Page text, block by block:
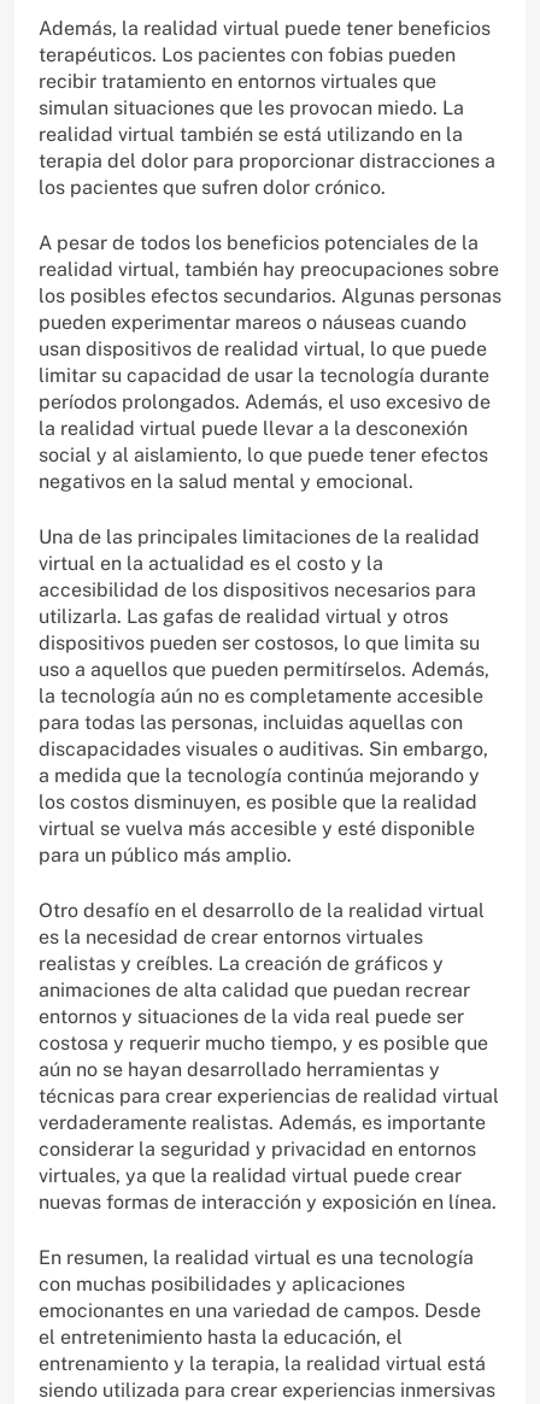
Además, la realidad virtual puede tener beneficios
terapéuticos. Los pacientes con fobias pueden
recibir tratamiento en entornos virtuales que
simulan situaciones que les provocan miedo. La
realidad virtual también se está utilizando en la
terapia del dolor para proporcionar distracciones a
los pacientes que sufren dolor crónico.
A pesar de todos los beneficios potenciales de la
realidad virtual, también hay preocupaciones sobre
los posibles efectos secundarios. Algunas personas
pueden experimentar mareos o náuseas cuando
usan dispositivos de realidad virtual, lo que puede
limitar su capacidad de usar la tecnología durante
períodos prolongados. Además, el uso excesivo de
la realidad virtual puede llevar a la desconexión
social y al aislamiento, lo que puede tener efectos
negativos en la salud mental y emocional.
Una de las principales limitaciones de la realidad
virtual en la actualidad es el costo y la
accesibilidad de los dispositivos necesarios para
utilizarla. Las gafas de realidad virtual y otros
dispositivos pueden ser costosos, lo que limita su
uso a aquellos que pueden permitírselos. Además,
la tecnología aún no es completamente accesible
para todas las personas, incluidas aquellas con
discapacidades visuales o auditivas. Sin embargo,
a medida que la tecnología continúa mejorando y
los costos disminuyen, es posible que la realidad
virtual se vuelva más accesible y esté disponible
para un público más amplio.
Otro desafío en el desarrollo de la realidad virtual
es la necesidad de crear entornos virtuales
realistas y creíbles. La creación de gráficos y
animaciones de alta calidad que puedan recrear
entornos y situaciones de la vida real puede ser
costosa y requerir mucho tiempo, y es posible que
aún no se hayan desarrollado herramientas y
técnicas para crear experiencias de realidad virtual
verdaderamente realistas. Además, es importante
considerar la seguridad y privacidad en entornos
virtuales, ya que la realidad virtual puede crear
nuevas formas de interacción y exposición en línea.
En resumen, la realidad virtual es una tecnología
con muchas posibilidades y aplicaciones
emocionantes en una variedad de campos. Desde
el entretenimiento hasta la educación, el
entrenamiento y la terapia, la realidad virtual está
siendo utilizada para crear experiencias inmersivas